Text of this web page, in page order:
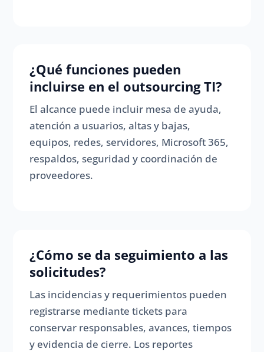
¿Qué funciones pueden
incluirse en el outsourcing TI?
El alcance puede incluir mesa de ayuda,
atención a usuarios, altas y bajas,
equipos, redes, servidores, Microsoft 365,
respaldos, seguridad y coordinación de
proveedores.
¿Cómo se da seguimiento a las
solicitudes?
Las incidencias y requerimientos pueden
registrarse mediante tickets para
conservar responsables, avances, tiempos
y evidencia de cierre. Los reportes